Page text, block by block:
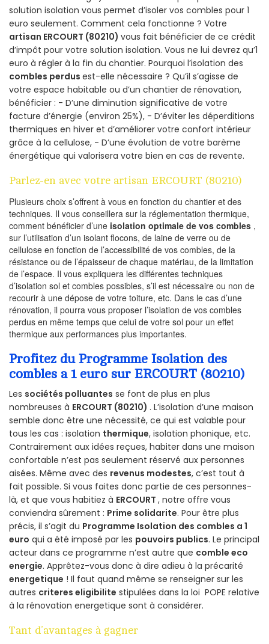
solution isolation vous permet d’isoler vos combles pour 1
euro seulement. Comment cela fonctionne ? Votre
artisan ERCOURT (80210) vous fait bénéficier de ce crédit
d’impôt pour votre solution isolation. Vous ne lui devrez qu’1
euro à régler à la fin du chantier. Pourquoi l’isolation des
combles perdus est-elle nécessaire ? Qu’il s’agisse de
votre espace habitable ou d’un chantier de rénovation,
bénéficier : - D’une diminution significative de votre
facture d’énergie (environ 25%), - D’éviter les déperditions
thermiques en hiver et d’améliorer votre confort intérieur
grâce à la cellulose, - D’une évolution de votre barème
énergétique qui valorisera votre bien en cas de revente.
Parlez-en avec votre artisan ERCOURT (80210)
Plusieurs choix s’offrent à vous en fonction du chantier et des
techniques. Il vous conseillera sur la réglementation thermique,
comment bénéficier d’une isolation optimale de vos combles ,
sur l’utilisation d’un isolant flocons, de laine de verre ou de
cellulose en fonction de l’accessibilité de vos combles, de la
résistance ou de l’épaisseur de chaque matériau, de la limitation
de l’espace. Il vous expliquera les différentes techniques
d’isolation sol et combles possibles, s’il est nécessaire ou non de
recourir à une dépose de votre toiture, etc. Dans le cas d’une
rénovation, il pourra vous proposer l’isolation de vos combles
perdus en même temps que celui de votre sol pour un effet
thermique aux performances plus importantes.
Profitez du Programme Isolation des
combles a 1 euro sur ERCOURT (80210)
Les sociétés polluantes se font de plus en plus
nombreuses à ERCOURT (80210) . L’isolation d’une maison
semble donc être une nécessité, ce qui est valable pour
tous les cas : isolation thermique, isolation phonique, etc.
Contrairement aux idées reçues, habiter dans une maison
confortable n’est pas seulement réservé aux personnes
aisées. Même avec des revenus modestes, c’est tout à
fait possible. Si vous faites donc partie de ces personnes-
là, et que vous habitiez à ERCOURT , notre offre vous
conviendra sûrement : Prime solidarite. Pour être plus
précis, il s’agit du Programme Isolation des combles a 1
euro qui a été imposé par les pouvoirs publics. Le principal
acteur dans ce programme n’est autre que comble eco
energie. Apprêtez-vous donc à dire adieu à la précarité
energetique ! Il faut quand même se renseigner sur les
autres criteres eligibilite stipulées dans la loi POPE relative
à la rénovation energetique sont à considérer.
Tant d’avantages à gagner